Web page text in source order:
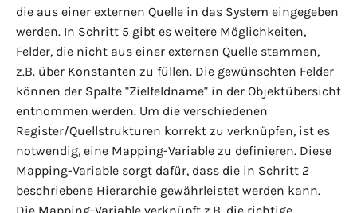
die aus einer externen Quelle in das System eingegeben
werden. In Schritt 5 gibt es weitere Möglichkeiten,
Felder, die nicht aus einer externen Quelle stammen,
z.B. über Konstanten zu füllen. Die gewünschten Felder
können der Spalte "Zielfeldname" in der Objektübersicht
entnommen werden. Um die verschiedenen
Register/Quellstrukturen korrekt zu verknüpfen, ist es
notwendig, eine Mapping-Variable zu definieren. Diese
Mapping-Variable sorgt dafür, dass die in Schritt 2
beschriebene Hierarchie gewährleistet werden kann.